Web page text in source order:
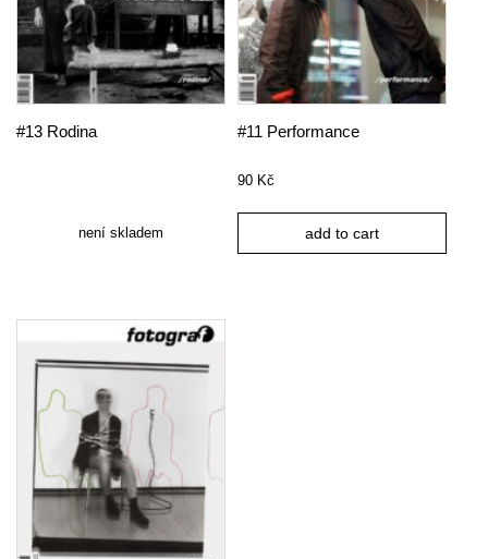
#13 Rodina
není skladem
#11 Performance
90 Kč
add to cart